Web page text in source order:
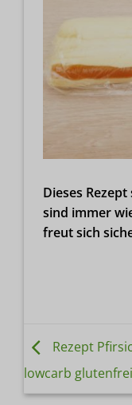
Dieses
sind immer
freut sich
Rezept
lowcarb glutenfrei